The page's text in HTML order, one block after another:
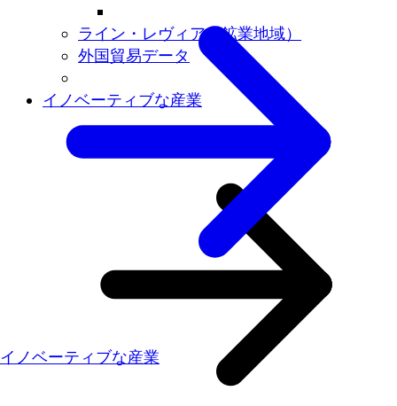
ライン・レヴィア（鉱業地域）
外国貿易データ
イノベーティブな産業
イノベーティブな産業